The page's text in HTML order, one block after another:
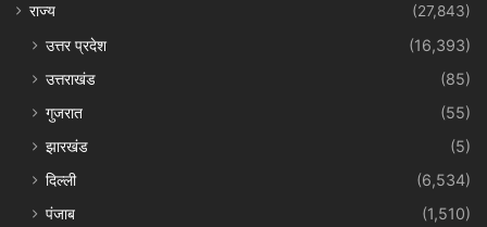
राज्य
(27,843)
उत्तर प्रदेश
(16,393)
उत्तराखंड
(85)
गुजरात
(55)
झारखंड
(5)
दिल्ली
(6,534)
पंजाब
(1,510)